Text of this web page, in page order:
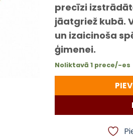
precīzi
jāatgriež kubā.
un izaicinoša
ģimenei.
Noliktavā 1 prece/-es